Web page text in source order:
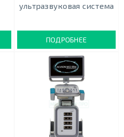
ультразвуковая система
ПОДРОБНЕЕ